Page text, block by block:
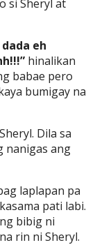
si Sheryl at
eh
hinalikan
babae pero
bumigay na
Dila sa
nanigas ang
laplapan pa
pati labi.
bibig ni
rin ni Sheryl.